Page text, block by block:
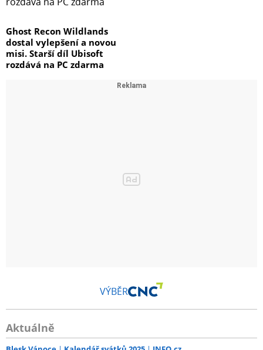
Ghost Recon Wildlands
dostal vylepšení a novou
misi. Starší díl Ubisoft
rozdává na PC zdarma
VÝBĚR
Aktuálně